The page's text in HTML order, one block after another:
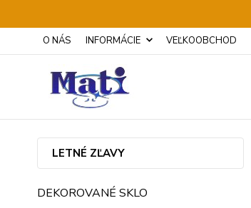
O NÁS INFORMÁCIE VEĽKOOBCHOD
LETNÉ ZĽAVY
DEKOROVANÉ SKLO